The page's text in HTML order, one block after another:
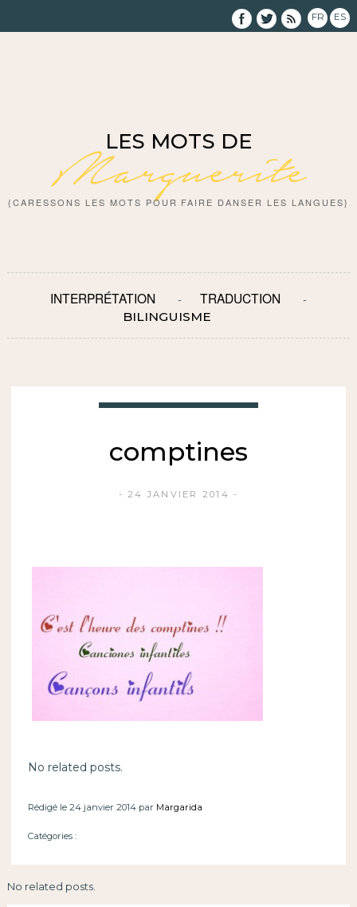
FR ES
LES MOTS DE
Marguerite
{CARESSONS LES MOTS POUR FAIRE DANSER LES LANGUES}
INTERPRÉTATION TRADUCTION
BILINGUISME
comptines
24 JANVIER 2014
No related posts.
Rédigé le 24 janvier 2014 par Margarida
Catégories :
No related posts.